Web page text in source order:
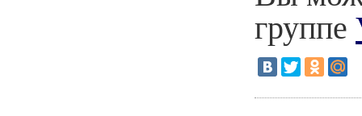
группе